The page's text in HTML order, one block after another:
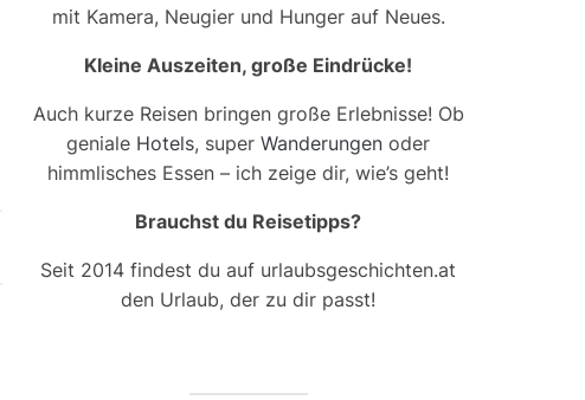
mit Kamera, Neugier und Hunger auf Neues.
Kleine Auszeiten, große Eindrücke!
Auch kurze Reisen bringen große Erlebnisse! Ob
geniale Hotels, super Wanderungen oder
himmlisches Essen – ich zeige dir, wie’s geht!
Brauchst du Reisetipps?
Seit 2014 findest du auf urlaubsgeschichten.at
den Urlaub, der zu dir passt!